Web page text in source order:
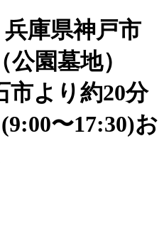
兵庫県神戸市
園墓地）
市より約20分
〜17:30)お